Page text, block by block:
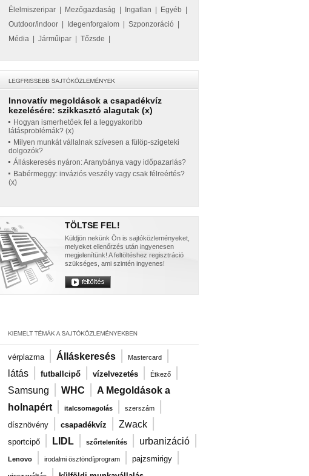
Élelmiszeripar
Mezőgazdaság Ingatlan Egyéb
Outdoor/indoor
Idegenforgalom Szponzoráció
Média
Járműipar Tőzsde
Innovatív megoldások a csapadékvíz
kezelésére: szikkasztó alagutak (x)
Hogyan ismerhetőek fel a leggyakoribb
látásproblémák? (x)
Milyen munkát vállalnak szívesen a fülöp-szigeteki
dolgozók?
Álláskeresés nyáron: Aranybánya vagy időpazarlás?
Babérmeggy: inváziós veszély vagy csak félreértés?
(x)
TÖLTSE FEL!
Küldjön nekünk Ön is sajtóközleményeket,
melyeket ellenőrzés után ingyenesen
megjelenítünk! A feltöltéshez regisztráció
szükséges, ami szintén ingyenes!
vérplazma | Álláskeresés | Mastercard |
látás | futballcipő | vízelvezetés | Étkező |
Samsung | WHC | A Megoldások a
holnapért | italcsomagolás | szerszám |
dísznövény | csapadékvíz | Zwack |
sportcipő | LIDL | szőrtelenítés | urbanizáció |
Lenovo | irodalmi ösztöndíjprogram | pajzsmirigy |